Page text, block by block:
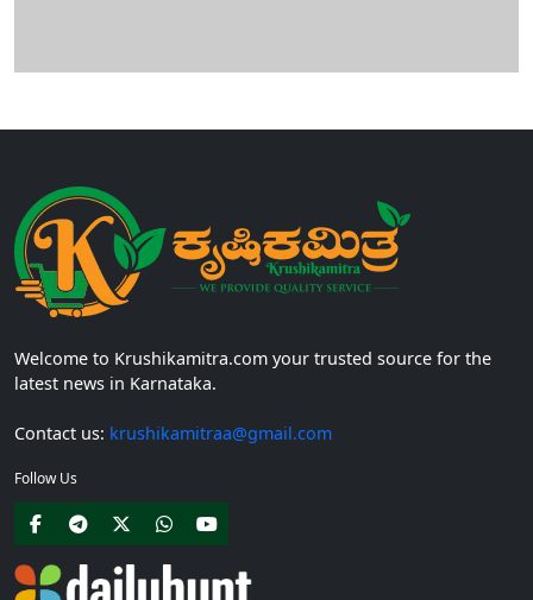
Welcome to Krushikamitra.com your trusted source for the
latest news in Karnataka.
Contact us: krushikamitraa@gmail.com
Follow Us